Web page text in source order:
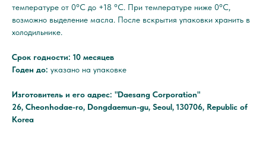
температуре от 0°C до +18 °C. При температуре ниже 0°C,
возможно выделение масла. После вскрытия упаковки хранить в
холодильнике.
Срок годности: 10 месяцев
Годен до: указано на упаковке
Изготовитель и его адрес: "Daesang Corporation"
26, Cheonhodae-ro, Dongdaemun-gu, Seoul, 130706, Republic of
Korea